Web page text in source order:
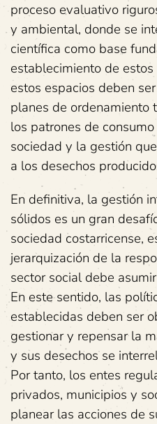
proceso evaluativo
y ambiental, donde se
científica como base
establecimiento de
estos espacios deben
planes de ordenamiento
los patrones de
sociedad y la gestión
a los desechos
En definitiva, la gestión
sólidos es un gran
sociedad costarricense,
jerarquización de la
sector social debe
En este sentido, las
establecidas deben ser
gestionar y repensar la
y sus desechos se
Por tanto, los entes
privados, municipios y
planear las acciones de